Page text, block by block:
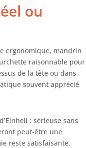
ou
ergonomique, mandrin
raisonnable pour
de la tête ou dans
souvent apprécié
: sérieuse sans
peut-être une
reste satisfaisante.